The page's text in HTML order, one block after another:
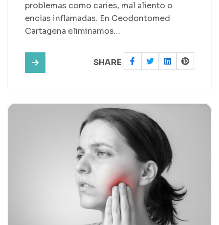
problemas como caries, mal aliento o
encías inflamadas. En Ceodontomed
Cartagena eliminamos…
SHARE